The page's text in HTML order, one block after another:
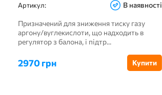
Артикул: В наявності
Призначений для зниження тиску газу
аргону/вуглекислоти, що надходить в
регулятор з балона, і підтр...
2970 грн Купити